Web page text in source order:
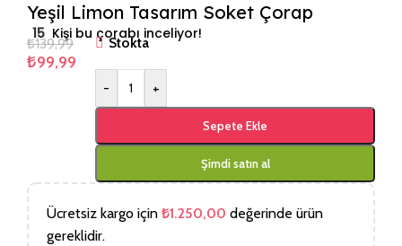
Yeşil Limon Tasarım Soket Çorap
15 Kişi bu çorabı inceliyor!
₺139,99
₺99,99
Stokta
- +
Sepete Ekle
Şimdi satın al
Ücretsiz kargo için ₺1.250,00 değerinde ürün
gereklidir.